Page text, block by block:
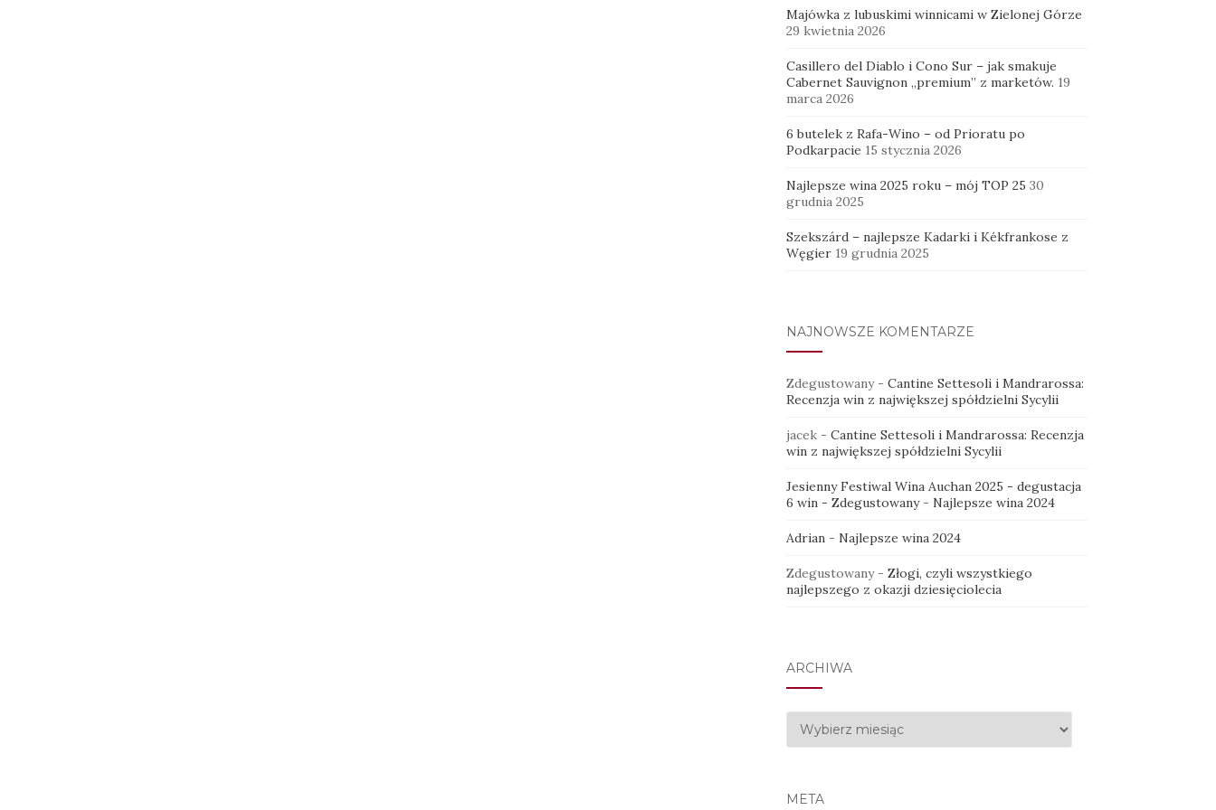
Majówka z lubuskimi winnicami w Zielonej Górze
29 kwietnia 2026
Casillero del Diablo i Cono Sur – jak smakuje
Cabernet Sauvignon „premium” z marketów. 19
marca 2026
6 butelek z Rafa-Wino – od Prioratu po
Podkarpacie 15 stycznia 2026
Najlepsze wina 2025 roku – mój TOP 25 30
grudnia 2025
Szekszárd – najlepsze Kadarki i Kékfrankose z
Węgier 19 grudnia 2025
NAJNOWSZE KOMENTARZE
Zdegustowany- Cantine Settesoli i Mandrarossa:
Recenzja win z największej spółdzielni Sycylii
jacek- Cantine Settesoli i Mandrarossa: Recenzja
win z największej spółdzielni Sycylii
Jesienny Festiwal Wina Auchan 2025 - degustacja
6 win - Zdegustowany- Najlepsze wina 2024
Adrian- Najlepsze wina 2024
Zdegustowany- Złogi, czyli wszystkiego
najlepszego z okazji dziesięciolecia
ARCHIWA
Archiwa
META